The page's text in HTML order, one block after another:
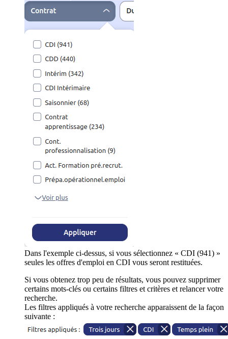
Dans l'exemple ci-dessus, si vous sélectionnez « CDI (941) »
seules les offres d'emploi en CDI vous seront restituées.
Si vous obtenez trop peu de résultats, vous pouvez supprimer
certains mots-clés ou certains filtres et critères et relancer votre
recherche.
Les filtres appliqués à votre recherche apparaissent de la façon
suivante :